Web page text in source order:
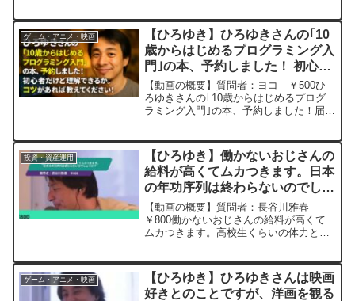
ークで入社初月に時間外で言うと100時
間を超え...
ゲーム・アニメ・映画
【ひろゆき】ひろゆきさんの｢10
歳からはじめるプログラミング入
門｣の本、予約しました！ 初心者
だけど理解できるかな。 コツが
あれば教えてください！ー ひろ
ゆき切り抜き 20250806
【動画の概要】質問者：ヨコ ￥500ひ
ろゆきさんの｢10歳からはじめるプログ
ラミング入門｣の本、予約しました！届く
元動画：夢を見るには覚める必要があ
る.Panane...
投資・資産運用
【ひろゆき】働かないおじさんの
給料が高くてムカつきます。日本
の年功序列は終わらないのでしょ
うか？ー ひろゆき切り抜き
20240216
【動画の概要】質問者：長谷川雅春
￥800働かないおじさんの給料が高くて
ムカつきます。高校生くらいの体力と知
て反省する気もありません。会社は若く
てやる気のある人に投資す...
ゲーム・アニメ・映画
【ひろゆき】ひろゆきさんは映画
好きとのことですが、洋画を観る